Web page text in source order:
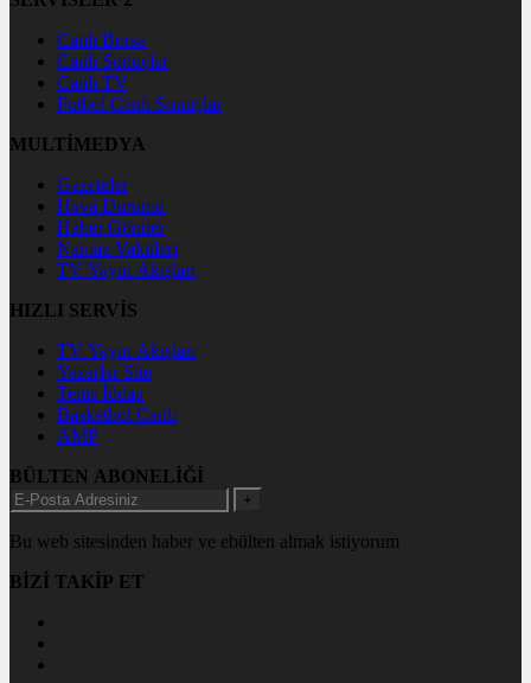
Canlı Borsa
Canlı Sonuçlar
Canlı TV
Futbol Canlı Sonuçlar
MULTİMEDYA
Gazeteler
Hava Durumu
Haber Gönder
Namaz Vakitleri
TV Yayın Akışları
HIZLI SERVİS
TV Yayın Akışları
Yazarlar Site
Tenis İddaa
Basketbol Canlı
AMP
BÜLTEN ABONELİĞİ
+
Bu web sitesinden haber ve ebülten almak istiyorum
BİZİ TAKİP ET